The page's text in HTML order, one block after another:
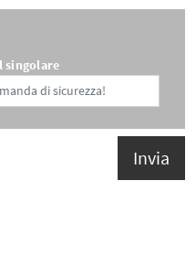
singolare
Invia